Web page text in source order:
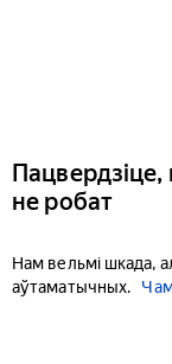
Пацвердзіце,
не робат
Нам вельмі шкада,
аўтаматычных.